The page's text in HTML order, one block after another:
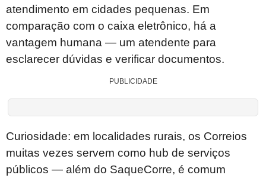
atendimento em cidades pequenas. Em
comparação com o caixa eletrônico, há a
vantagem humana — um atendente para
esclarecer dúvidas e verificar documentos.
PUBLICIDADE
Curiosidade: em localidades rurais, os Correios
muitas vezes servem como hub de serviços
públicos — além do SaqueCorre, é comum